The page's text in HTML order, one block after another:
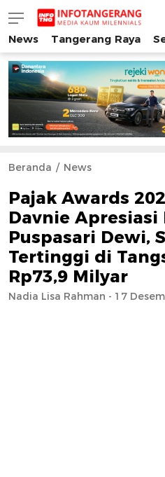
INFO TANGERANG
Media Kaum Millenials
News Tangerang Raya
Beranda News
Pajak Awards
Davnie Apresiasi
Puspasari Dewi,
Tertinggi di
Rp73,9 Milyar
Nadia Lisa Rahman - 17